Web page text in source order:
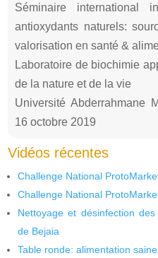
Séminaire international
antioxydants naturels:
valorisation en santé &
Laboratoire de biochimie
de la nature et de la vie
Université Abderrahmane
16 octobre 2019
Vidéos récentes
Challenge National
Challenge National
Nettoyage et désinfection des
de Bejaia
Table ronde: alimentation